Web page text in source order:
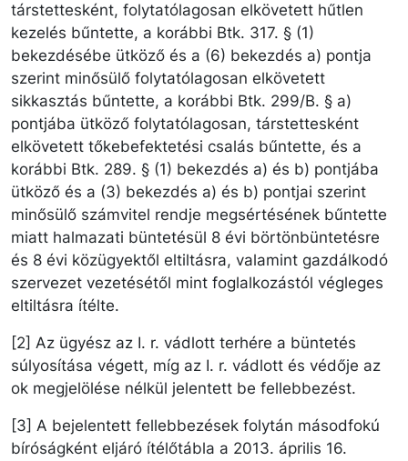
társtettesként, folytatólagosan elkövetett hűtlen
kezelés bűntette, a korábbi Btk. 317. § (1)
bekezdésébe ütköző és a (6) bekezdés a) pontja
szerint minősülő folytatólagosan elkövetett
sikkasztás bűntette, a korábbi Btk. 299/B. § a)
pontjába ütköző folytatólagosan, társtettesként
elkövetett tőkebefektetési csalás bűntette, és a
korábbi Btk. 289. § (1) bekezdés a) és b) pontjába
ütköző és a (3) bekezdés a) és b) pontjai szerint
minősülő számvitel rendje megsértésének bűntette
miatt halmazati büntetésül 8 évi börtönbüntetésre
és 8 évi közügyektől eltiltásra, valamint gazdálkodó
szervezet vezetésétől mint foglalkozástól végleges
eltiltásra ítélte.
[2] Az ügyész az I. r. vádlott terhére a büntetés
súlyosítása végett, míg az I. r. vádlott és védője az
ok megjelölése nélkül jelentett be fellebbezést.
[3] A bejelentett fellebbezések folytán másodfokú
bíróságként eljáró ítélőtábla a 2013. április 16.